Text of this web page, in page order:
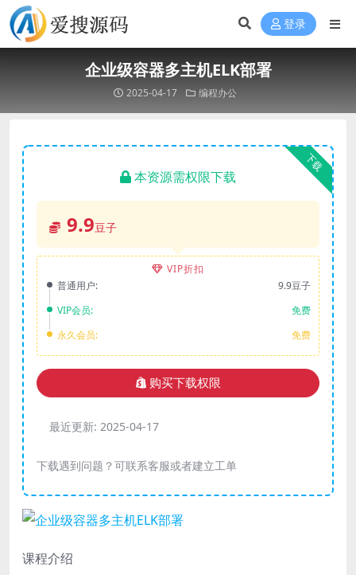
登录
企业级容器多主机ELK部署
2025-04-17 编程办公
下载
本资源需权限下载
9.9豆子
VIP折扣
普通用户:
9.9豆子
VIP会员:
免费
永久会员:
免费
购买下载权限
最近更新: 2025-04-17
下载遇到问题？可联系客服或者建立工单
课程介绍